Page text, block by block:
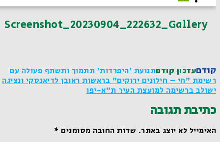
Screenshot_20230904_222632_Gallery
קודםעדכון קודםתנועת 'היפרדות' תתמוך ותשתף פעולה עם
רשימת "חי – חילונים ירוקים" בראשות ראובן לדיאנסקי ונציגה
ישולב ברשימה למועצת העיר ת"א-יפו
כתיבת תגובה
האימייל לא יוצג באתר.שדות החובה מסומנים*